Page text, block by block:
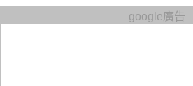
google廣告